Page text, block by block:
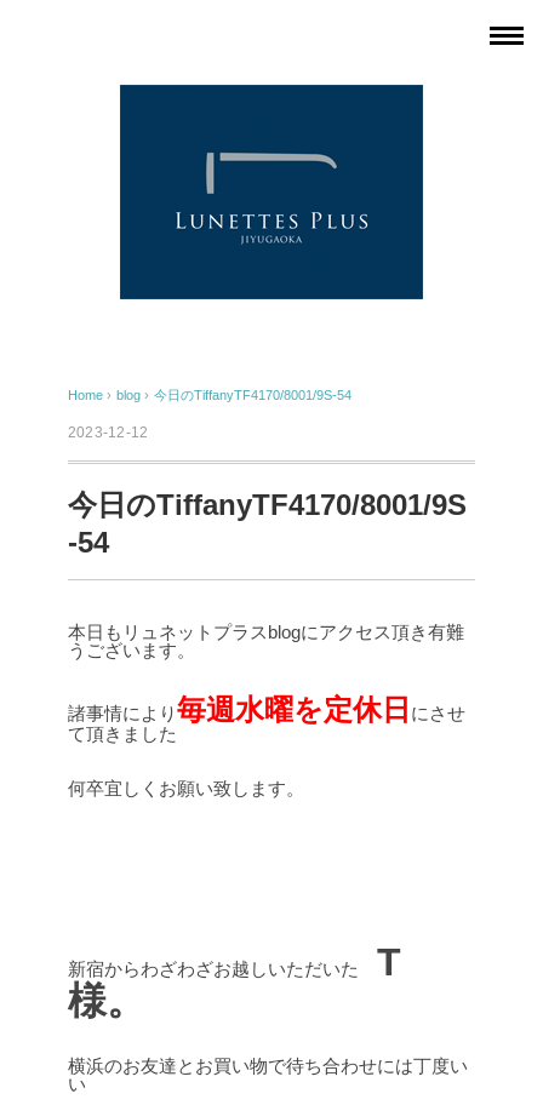
Home › blog › 今日のTiffanyTF4170/8001/9S-54
2023-12-12
今日のTiffanyTF4170/8001/9S
-54
本日もリュネットプラスblogにアクセス頂き有難
うございます。
諸事情により毎週水曜を定休日 にさせ
て頂きました
何卒宜しくお願い致します。
新宿からわざわざお越しいただいた T
様。
横浜のお友達とお買い物で待ち合わせには丁度い
い